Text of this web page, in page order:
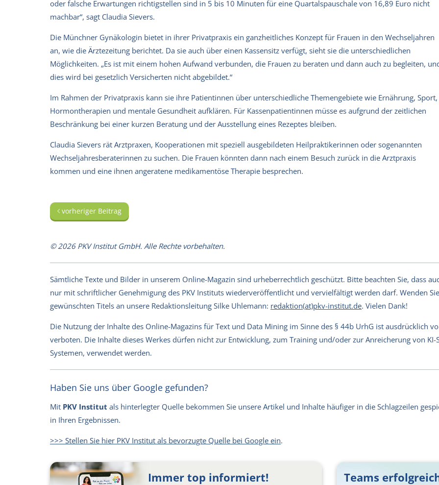
oder falsche Erwartungen richtigstellen sind in 5 bis 10 Minuten für eine Quartalspauschale von 16,89 Euro nicht
machbar“, sagt Claudia Sievers.
Die Münchner Gynäkologin bietet in ihrer Privatpraxis ein ganzheitliches Konzept für Frauen in den Wechseljahren
an, wie die Ärztezeitung berichtet. Da sie auch über einen Kassensitz verfügt, sieht sie die unterschiedlichen
Möglichkeiten. „Es ist mit einem hohen Aufwand verbunden, die Frauen zu beraten und dann auch zu begleiten,
dies wird bei gesetzlich Versicherten nicht abgebildet.“
Im Rahmen der Privatpraxis kann sie ihre Patientinnen über unterschiedliche Themengebiete wie Ernährung, Sport,
Hormontherapien und mentale Gesundheit aufklären. Für Kassenpatientinnen müsse es aufgrund der zeitlichen
Beschränkung bei einer kurzen Beratung und der Ausstellung eines Rezeptes bleiben.
Claudia Sievers rät Arztpraxen, Kooperationen mit speziell ausgebildeten Heilpraktikerinnen oder sogenannten
Wechseljahresberaterinnen zu suchen. Die Frauen könnten dann nach einem Besuch zurück in die Arztpraxis
kommen und eine ihnen angeratene medikamentöse Therapie besprechen.
vorheriger Beitrag
© 2026 PKV Institut GmbH. Alle Rechte vorbehalten.
Sämtliche Texte und Bilder in unserem Online-Magazin sind urheberrechtlich geschützt. Bitte beachten Sie, dass
nur mit schriftlicher Genehmigung des PKV Instituts wiederveröffentlicht und vervielfältigt werden darf. Wenden
gewünschten Titels an unsere Redaktionsleitung Silke Uhlemann: redaktion(at)pkv-institut.de. Vielen Dank!
Die Nutzung der Inhalte des Online-Magazins für Text und Data Mining im Sinne des § 44b UrhG ist ausdrücklich
verboten. Die Inhalte dieses Werkes dürfen nicht zur Entwicklung, zum Training und/oder zur Anreicherung von
Systemen, verwendet werden.
Haben Sie uns über Google gefunden?
Mit PKV Institut als hinterlegter Quelle bekommen Sie unsere Artikel und Inhalte häufiger in die Schlagzeilen
in Ihren Ergebnissen.
>>> Stellen Sie hier PKV Institut als bevorzugte Quelle bei Google ein.
Immer top informiert! Teams